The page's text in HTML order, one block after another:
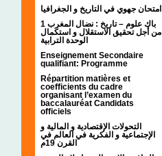
امتحان جهوي في التاريخ و الجغرافيا
1 باك علوم – تاريخ : نضال المغرب
من أجل تحقيق الاستقلال و استكمال
الوحدة الترابية
Enseignement Secondaire
qualifiant: Programme
Répartition matières et
coefficients du cadre
organisant l’examen du
baccalauréat Candidats
officiels
التحولات الإقتصادية و المالية و
الإجتماعية و الفكرية في العالم في
القرن 19م